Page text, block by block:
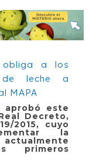
aprobó este
Decreto,
2015, cuyo
la
primeros